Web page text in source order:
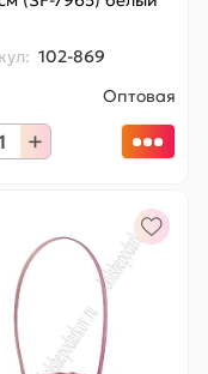
102-869
Оптовая
+